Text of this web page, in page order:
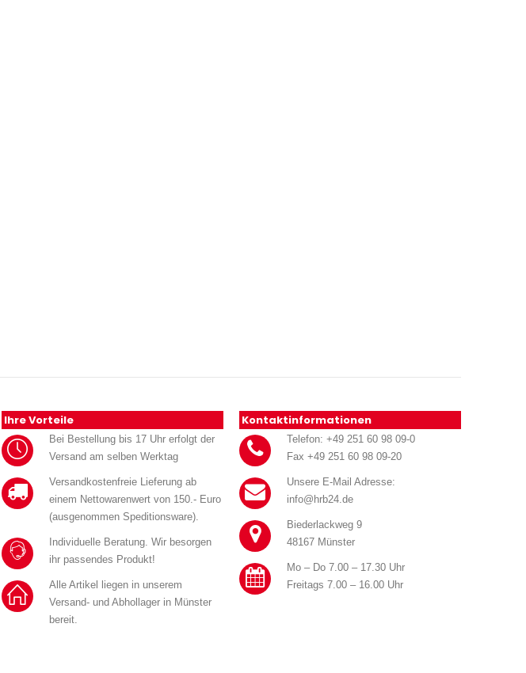
Ihre Vorteile
Bei Bestellung bis 17 Uhr erfolgt der
Versand am selben Werktag
Versandkostenfreie Lieferung ab
einem Nettowarenwert von 150.- Euro
(ausgenommen Speditionsware).
Individuelle Beratung. Wir besorgen
ihr passendes Produkt!
Alle Artikel liegen in unserem
Versand- und Abhollager in Münster
bereit.
Kontaktinformationen
Telefon: +49 251 60 98 09-0
Fax +49 251 60 98 09-20
Unsere E-Mail Adresse:
info@hrb24.de
Biederlackweg 9
48167 Münster
Mo – Do 7.00 – 17.30 Uhr
Freitags 7.00 – 16.00 Uhr